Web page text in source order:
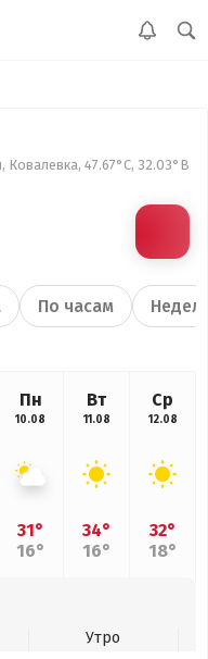
Ковалевка, 47.67°С, 32.03°В
По часам
Пн
10.08
31°
16°
Вт
11.08
34°
16°
Ср
12.08
32°
18°
Утро